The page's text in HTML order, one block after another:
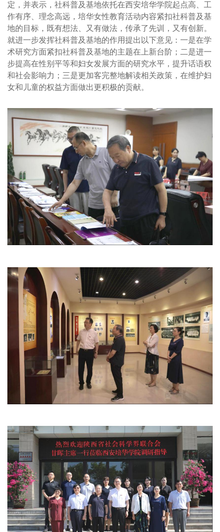
定，并表示，社科普及基地依托在西安培华学院起点高、工
作有序、理念高远，培华女性教育活动内容紧扣社科普及基
地的目标，既有想法、又有做法，传承了先训，又有创新。
就进一步发挥社科普及基地的作用提出以下意见：一是在学
术研究方面紧扣社科普及基地的主题在上新台阶；二是进一
步提高在性别平等和妇女发展方面的研究水平，提升话语权
和社会影响力；三是更加客完整地解读相关政策，在维护妇
女和儿童的权益方面做出更积极的贡献。